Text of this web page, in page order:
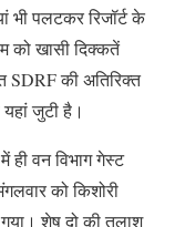
भी पलटकर रिजॉर्ट के
को खासी दिक्कतें
SDRF की अतिरिक्त
जुटी है।
ही वन विभाग गेस्ट
को किशोरी
गया। शेष दो की तलाश